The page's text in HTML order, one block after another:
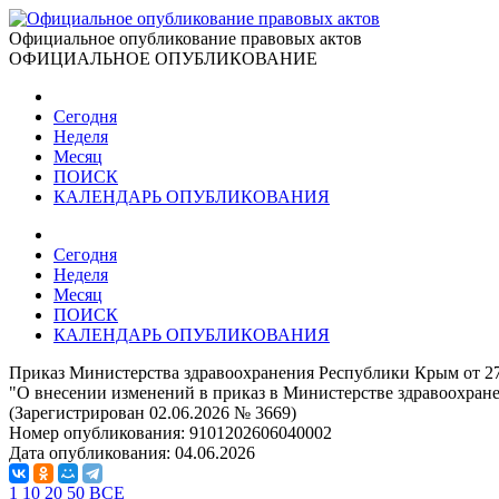
Официальное опубликование правовых актов
ОФИЦИАЛЬНОЕ ОПУБЛИКОВАНИЕ
Сегодня
Неделя
Месяц
ПОИСК
КАЛЕНДАРЬ ОПУБЛИКОВАНИЯ
Сегодня
Неделя
Месяц
ПОИСК
КАЛЕНДАРЬ ОПУБЛИКОВАНИЯ
Приказ Министерства здравоохранения Республики Крым от
"О внесении изменений в приказ в Министерстве
(Зарегистрирован 02.06.2026 № 3669)
Номер опубликования: 9101202606040002
Дата опубликования: 04.06.2026
1 10 20 50 ВСЕ